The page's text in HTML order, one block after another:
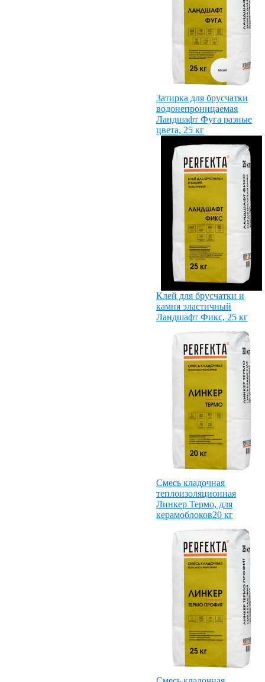
Затирка для брусчатки
водонепроницаемая
Ландшафт Фуга разные
цвета, 25 кг
Клей для брусчатки и
камня эластичный
Ландшафт Фикс, 25 кг
Смесь кладочная
теплоизоляционная
Линкер Термо, для
керамоблоков20 кг